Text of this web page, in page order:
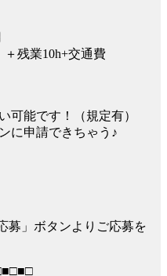
＋残業10h+交通費
可能です！（規定有）
に申請できちゃう♪
募」ボタンよりご応募を